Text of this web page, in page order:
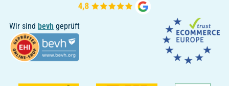
Wir sind bevh geprüft